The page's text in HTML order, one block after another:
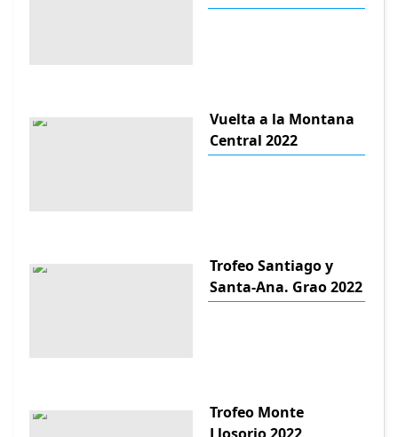
Vuelta a la Montana
Central 2022
Trofeo Santiago y
Santa-Ana. Grao 2022
Trofeo Monte